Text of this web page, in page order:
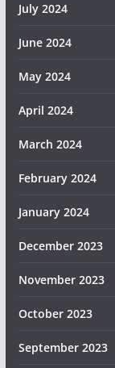
July 2024
June 2024
May 2024
April 2024
March 2024
February 2024
January 2024
December 2023
November 2023
October 2023
September 2023